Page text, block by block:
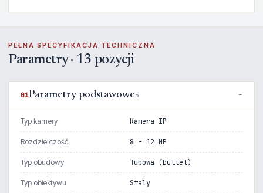
PEŁNA SPECYFIKACJA TECHNICZNA
Parametry · 13 pozycji
01Parametry podstawowe5
Typ kamery Kamera IP
Rozdzielczość 8 - 12 MP
Typ obudowy Tubowa (bullet)
Typ obiektywu Staly